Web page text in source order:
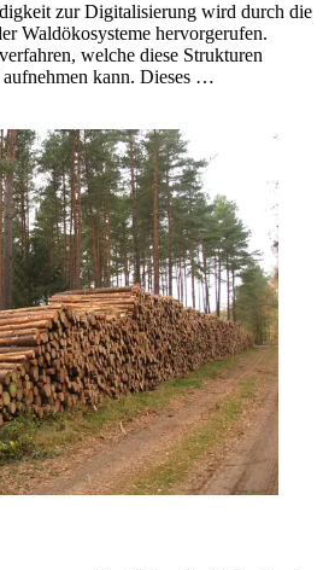
zur Digitalisierung wird durch die
Waldökosysteme hervorgerufen.
welche diese Strukturen
kann. Dieses …